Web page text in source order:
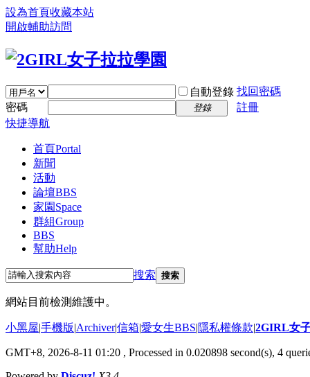
設為首頁收藏本站
開啟輔助訪問
自動登錄 找回密碼
密碼
登錄
註冊
快捷導航
首頁Portal
新聞
活動
論壇BBS
家園 Space
群組Group
BBS
幫助Help
搜索 搜索
網站目前檢測維護中。
小黑屋|手機版|Archiver|信箱|愛女生BBS|隱私權條款|2GIRL女
GMT+8, 2026-8-11 01:20 , Processed in 0.020898 second(s), 4